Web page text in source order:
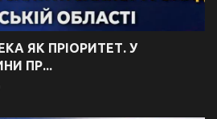
ЯК ПРІОРИТЕТ. У
ПР...